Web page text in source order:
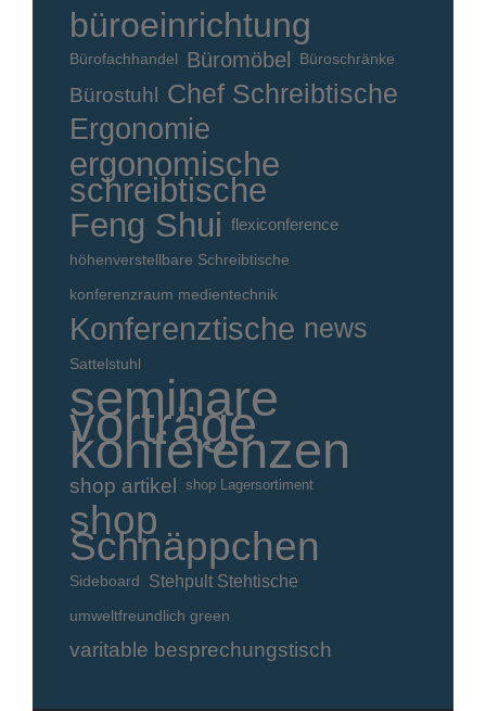
büroeinrichtung
Bürofachhandel Büromöbel Büroschränke
Bürostuhl Chef Schreibtische
Ergonomie
ergonomische
schreibtische
Feng Shui flexiconference
höhenverstellbare Schreibtische
konferenzraum medientechnik
Konferenztische news
Sattelstuhl
seminare
vorträge
konferenzen
shop artikel shop Lagersortiment
shop
Schnäppchen
Sideboard Stehpult Stehtische
umweltfreundlich green
varitable besprechungstisch